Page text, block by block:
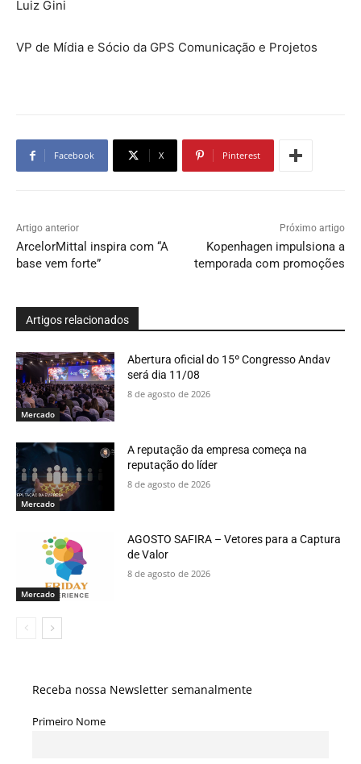
Luiz Gini
VP de Mídia e Sócio da GPS Comunicação e Projetos
Facebook X Pinterest
Artigo anterior
ArcelorMittal inspira com “A
base vem forte”
Próximo artigo
Kopenhagen impulsiona a
temporada com promoções
Artigos relacionados
Mercado
Abertura oficial do 15º Congresso Andav
será dia 11/08
8 de agosto de 2026
Mercado
A reputação da empresa começa na
reputação do líder
8 de agosto de 2026
Mercado
AGOSTO SAFIRA – Vetores para a Captura
de Valor
8 de agosto de 2026
Receba nossa Newsletter semanalmente
Primeiro Nome